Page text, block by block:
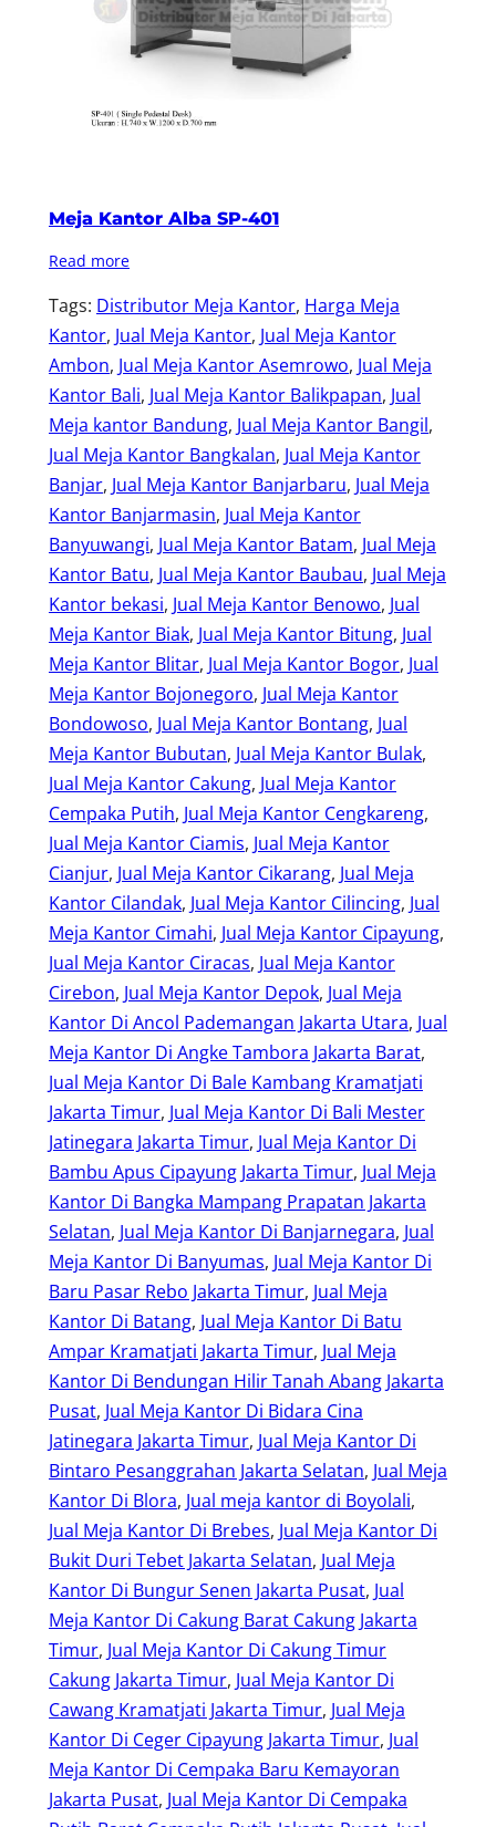
Meja Kantor Alba SP-401
Read more
Tags: Distributor Meja Kantor, Harga Meja
Kantor, Jual Meja Kantor, Jual Meja Kantor
Ambon, Jual Meja Kantor Asemrowo, Jual Meja
Kantor Bali, Jual Meja Kantor Balikpapan, Jual
Meja kantor Bandung, Jual Meja Kantor Bangil
Jual Meja Kantor Bangkalan, Jual Meja Kantor
Banjar, Jual Meja Kantor Banjarbaru, Jual Meja
Kantor Banjarmasin, Jual Meja Kantor
Banyuwangi, Jual Meja Kantor Batam, Jual Meja
Kantor Batu, Jual Meja Kantor Baubau, Jual Meja
Kantor bekasi, Jual Meja Kantor Benowo, Jual
Meja Kantor Biak, Jual Meja Kantor Bitung, Jual
Meja Kantor Blitar, Jual Meja Kantor Bogor, Jual
Meja Kantor Bojonegoro, Jual Meja Kantor
Bondowoso, Jual Meja Kantor Bontang, Jual
Meja Kantor Bubutan, Jual Meja Kantor Bulak
Jual Meja Kantor Cakung, Jual Meja Kantor
Cempaka Putih, Jual Meja Kantor Cengkareng
Jual Meja Kantor Ciamis, Jual Meja Kantor
Cianjur, Jual Meja Kantor Cikarang, Jual Meja
Kantor Cilandak, Jual Meja Kantor Cilincing, Jual
Meja Kantor Cimahi, Jual Meja Kantor Cipayung
Jual Meja Kantor Ciracas, Jual Meja Kantor
Cirebon, Jual Meja Kantor Depok, Jual Meja
Kantor Di Ancol Pademangan Jakarta Utara, Jual
Meja Kantor Di Angke Tambora Jakarta Barat
Jual Meja Kantor Di Bale Kambang Kramatjati
Jakarta Timur, Jual Meja Kantor Di Bali Mester
Jatinegara Jakarta Timur, Jual Meja Kantor Di
Bambu Apus Cipayung Jakarta Timur, Jual Meja
Kantor Di Bangka Mampang Prapatan Jakarta
Selatan, Jual Meja Kantor Di Banjarnegara, Jual
Meja Kantor Di Banyumas, Jual Meja Kantor Di
Baru Pasar Rebo Jakarta Timur, Jual Meja
Kantor Di Batang, Jual Meja Kantor Di Batu
Ampar Kramatjati Jakarta Timur, Jual Meja
Kantor Di Bendungan Hilir Tanah Abang Jakarta
Pusat, Jual Meja Kantor Di Bidara Cina
Jatinegara Jakarta Timur, Jual Meja Kantor Di
Bintaro Pesanggrahan Jakarta Selatan, Jual Meja
Kantor Di Blora, Jual meja kantor di Boyolali
Jual Meja Kantor Di Brebes, Jual Meja Kantor Di
Bukit Duri Tebet Jakarta Selatan, Jual Meja
Kantor Di Bungur Senen Jakarta Pusat, Jual
Meja Kantor Di Cakung Barat Cakung Jakarta
Timur, Jual Meja Kantor Di Cakung Timur
Cakung Jakarta Timur, Jual Meja Kantor Di
Cawang Kramatjati Jakarta Timur, Jual Meja
Kantor Di Ceger Cipayung Jakarta Timur, Jual
Meja Kantor Di Cempaka Baru Kemayoran
Jakarta Pusat, Jual Meja Kantor Di Cempaka